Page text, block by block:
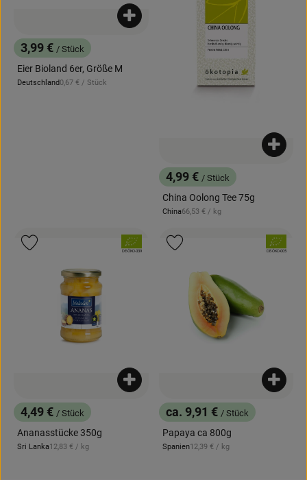
, Preis:
3,99 € / Stück
Eier Bioland 6er, Größe M
, Herkunft:
Deutschland, Referenzpreis:
0,67 € / Stück
Produkt zum Warenkorb hinzufügen
, Preis:
4,99 € / Stück
China Oolong Tee 75g
, Herkunft:
China, Referenzpreis:
66,53 € / kg
, Preis:
4,49 € / Stück
Ananasstücke 350g
, Herkunft:
Sri Lanka, Referenzpreis:
12,83 € / kg
Produkt zum Warenkorb hinzufügen
, Verband:
, Kontrollstelle:
DE-ÖKO-039
Produkt zu Favouriten hinzufügen
, Preis:
ca. 9,91 € / Stück
Papaya ca 800g
, Herkunft:
Spanien, Referenzpreis:
12,39 € / kg
, Verband:
, Kontrollstelle:
DE-ÖKO-005
Produkt zu Favouriten hinzufügen